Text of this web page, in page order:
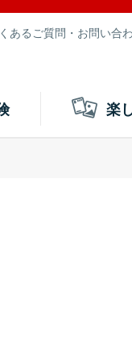
あるご質問・お問い合
楽